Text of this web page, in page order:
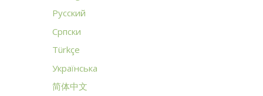
Русский
Српски
Türkçe
Українська
简体中文